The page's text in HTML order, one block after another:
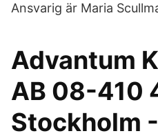
Ansvarig är Maria
Advantum
AB 08-410
Stockholm